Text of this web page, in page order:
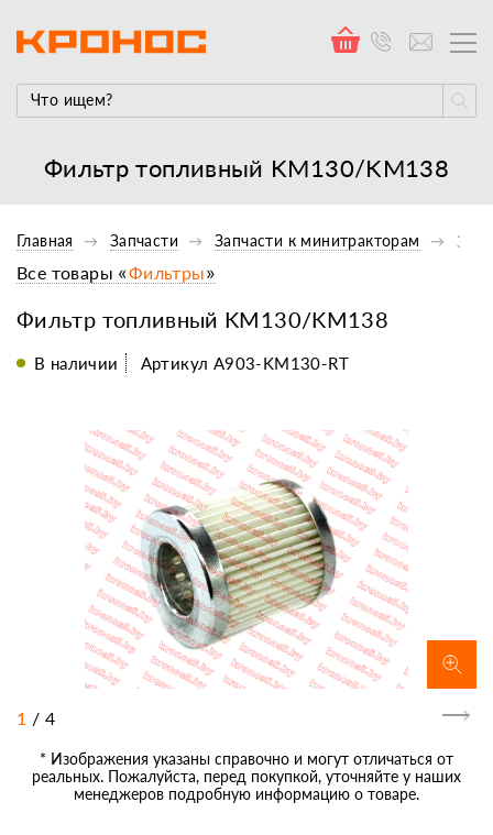
Фильтр топливный KM130/KM138
Главная Запчасти Запчасти к минитракторам
Фильтр топливный KM130/KM138
Все товары «Фильтры»
В наличии Артикул A903-KM130-RT
1 / 4
* Изображения указаны справочно и могут отличаться от
реальных. Пожалуйста, перед покупкой, уточняйте у наших
менеджеров подробную информацию о товаре.